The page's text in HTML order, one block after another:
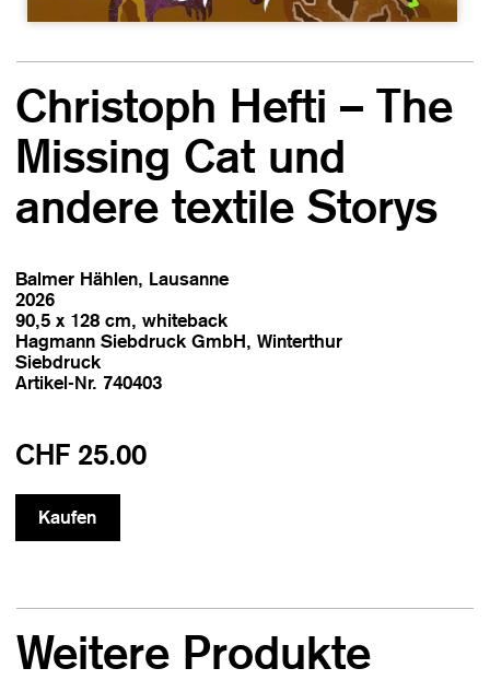
Christoph Hefti – The
Missing Cat und
andere textile Storys
Balmer Hählen, Lausanne
2026
90,5 x 128 cm, whiteback
Hagmann Siebdruck GmbH, Winterthur
Siebdruck
Artikel-Nr. 740403
CHF 25.00
Weitere Produkte